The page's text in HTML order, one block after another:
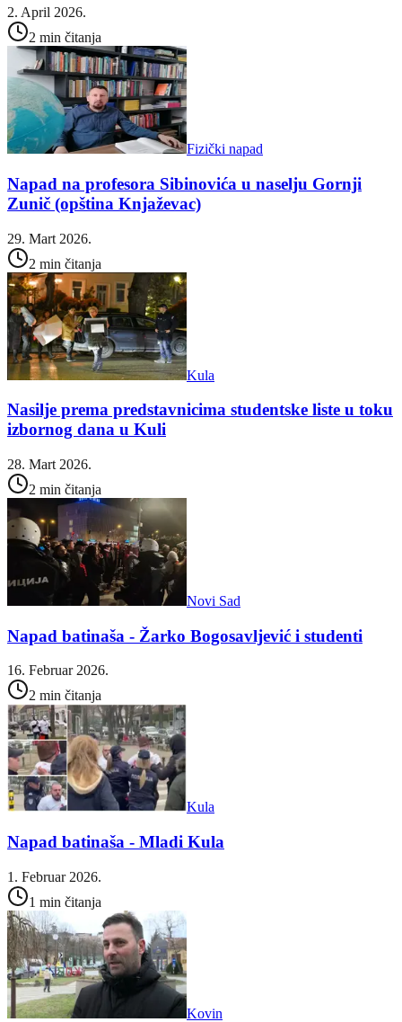
2. April 2026.
2 min čitanja
Fizički napad
Napad na profesora Sibinovića u naselju Gornji
Zunič (opština Knjaževac)
29. Mart 2026.
2 min čitanja
Kula
Nasilje prema predstavnicima studentske liste u toku
izbornog dana u Kuli
28. Mart 2026.
2 min čitanja
Novi Sad
Napad batinaša - Žarko Bogosavljević i studenti
16. Februar 2026.
2 min čitanja
Kula
Napad batinaša - Mladi Kula
1. Februar 2026.
1 min čitanja
Kovin